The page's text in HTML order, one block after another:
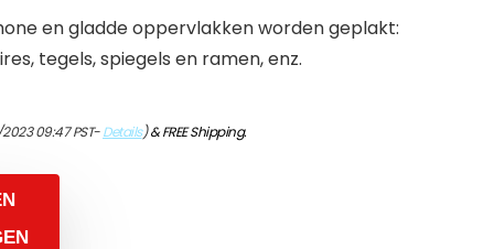
en gladde oppervlakken worden geplakt:
tegels, spiegels en ramen, enz.
09:47 PST-Details)&FREE Shipping.